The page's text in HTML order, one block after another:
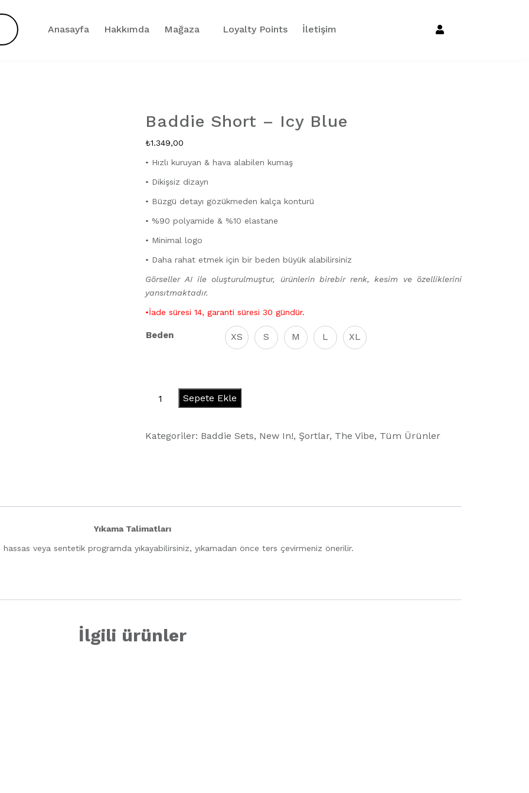
Anasayfa Hakkımda Mağaza Loyalty Points İletişim
Baddie Short – Icy Blue
₺1.349,00
• Hızlı kuruyan & hava alabilen kumaş
• Dikişsiz dizayn
• Büzgü detayı gözükmeden kalça konturü
• %90 polyamide & %10 elastane
• Minimal logo
• Daha rahat etmek için bir beden büyük alabilirsiniz
Görseller AI ile oluşturulmuştur, ürünlerin birebir renk, kesim ve özelliklerini
yansıtmaktadır.
•İade süresi 14, garanti süresi 30 gündür.
Beden XS S M L XL
Baddie
Sepete Ekle
Kategoriler: Baddie Sets, New In!, Şortlar, The Vibe, Tüm Ürünler
Yıkama Talimatları
veya sentetik programda yıkayabilirsiniz, yıkamadan önce ters çevirmeniz önerilir.
İlgili ürünler